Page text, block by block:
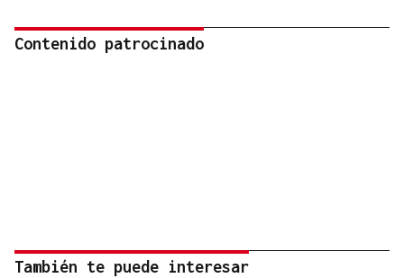
Contenido patrocinado
También te puede interesar